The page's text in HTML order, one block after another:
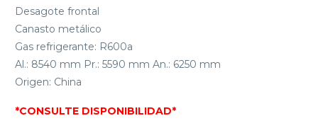
Desagote frontal
Canasto metálico
Gas refrigerante: R600a
Al.: 8540 mm Pr.: 5590 mm An.: 6250 mm
Origen: China
*CONSULTE DISPONIBILIDAD*